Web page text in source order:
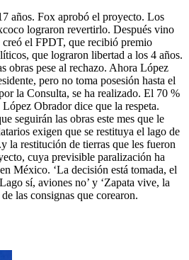
años. Fox aprobó el proyecto. Los
lograron revertirlo. Después vino
el FPDT, que recibió premio
que lograron libertad a los 4 años.
obras pese al rechazo. Ahora López
pero no toma posesión hasta el
la Consulta, se ha realizado. El 70 %
Obrador dice que la respeta.
seguirán las obras este mes que le
exigen que se restituya el lago de
la restitución de tierras que les fueron
cuya previsible paralización ha
México. ‘La decisión está tomada, el
sí, aviones no’ y ‘Zapata vive, la
las consignas que corearon.